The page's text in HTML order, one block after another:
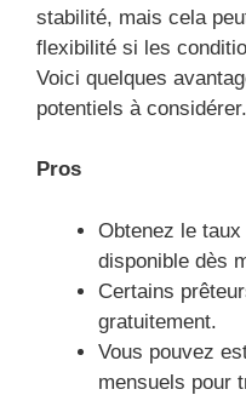
stabilité, mais cela
flexibilité si les
Voici quelques
potentiels à considérer.
Pros
Obtenez le
disponible dès
Certains
gratuitement.
Vous pouvez
mensuels pour